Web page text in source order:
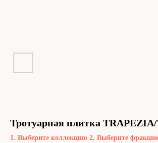
Тротуарная плитка
1. Выберите коллекцию 2. Выберите